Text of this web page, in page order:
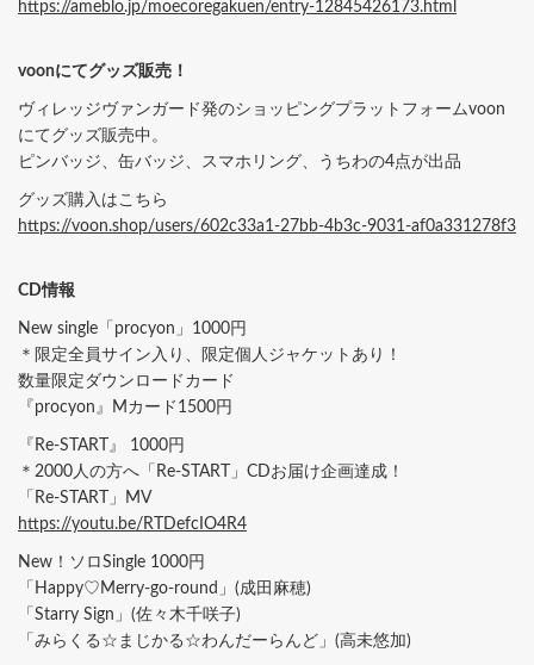
https://ameblo.jp/moecoregakuen/entry-12845426173.html
voonにてグッズ販売！
ヴィレッジヴァンガード発のショッピングプラットフォームvoon
にてグッズ販売中。
ピンバッジ、缶バッジ、スマホリング、うちわの4点が出品
グッズ購入はこちら
https://voon.shop/users/602c33a1-27bb-4b3c-9031-af0a331278f3
CD情報
New single「procyon」1000円
＊限定全員サイン入り、限定個人ジャケットあり！
数量限定ダウンロードカード
『procyon』Mカード1500円
『Re-START』 1000円
＊2000人の方へ「Re-START」CDお届け企画達成！
「Re-START」MV
https://youtu.be/RTDefcIO4R4
New！ソロSingle 1000円
「Happy♡Merry-go-round」(成田麻穂)
「Starry Sign」(佐々木千咲子)
「みらくる☆まじかる☆わんだーらんど」(高未悠加)